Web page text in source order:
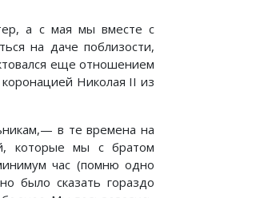
а с мая мы вместе с
на даче поблизости,
еще отношением
Николая II из
в те времена на
которые мы с братом
час (помню одно
было сказать гораздо